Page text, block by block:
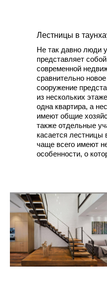
Лестницы в
Не так давно люди
представляет
современной
сравнительно
сооружение
из нескольких
одна квартира, а
имеют общие
также отдельные
касается лестницы
чаще всего имеют
особенности, о